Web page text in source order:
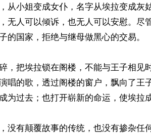
从小姐变成女仆，名字从埃拉变成灰
无人可以倾诉，也无人可以安慰。尽
的国家，拒绝与继母做黑心的交易。
，把埃拉锁在阁楼，不能与王子相见
唱的歌，透过阁楼的窗户，飘向了王
为过去；也打开崭新的命运，使埃拉
没有颠覆故事的传统，也没有掺杂任